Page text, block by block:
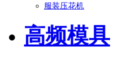
服装压花机
高频模具